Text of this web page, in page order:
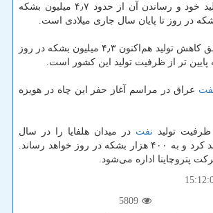
افزایش ظرفیت تولید خود و رساندن آن از حدود ۴٫۷ میلیون بشكه
هم‌اكنون ۴٫۳ میلیون بشكه در روز
پایین تر از ظرفیت تولید این كشور است.
عراق در مراسم آغاز حفر این چاه در هویزه
تولید نفت در میدان هلفایا را در سال
۲۰۱۸ دو برابر خواهد كرد و به ۴۰۰ هزار بشكه در روز خواهد رساند.
پتروچاینا اداره می‌شود.
5809